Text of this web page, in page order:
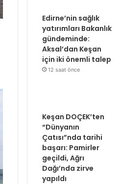
Edirne’nin sağlık
yatırımları Bakanlık
gündeminde:
Aksal’dan Keşan
için iki önemli talep
12 saat önce
Keşan DOÇEK’ten
“Dünyanın
Çatısı”nda tarihi
başarı: Pamirler
geçildi, Ağrı
Dağı’nda zirve
yapıldı